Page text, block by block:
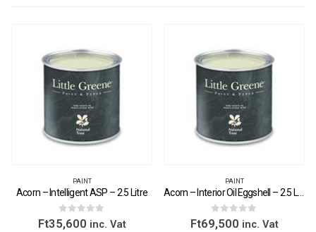
PAINT
Acorn – Intelligent ASP – 2.5 Litre
0 out of 5
Ft35,600 inc. Vat
PAINT
0 out of 5
Ft69,500 inc. Vat